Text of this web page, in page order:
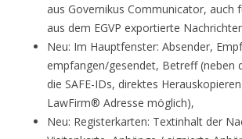
aus Governikus Communicator, auch
aus dem EGVP exportierte
Neu: Im Hauptfenster: Absender,
empfangen/gesendet, Betreff (neben
die SAFE-IDs, direktes
LawFirm® Adresse möglich),
Neu: Registerkarten: Textinhalt der